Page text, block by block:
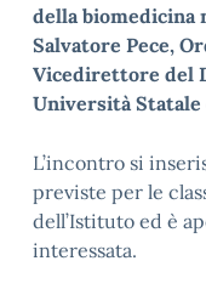
della biomedicina
Salvatore Pece,
Vicedirettore del
Università Statale
L’incontro si
previste per le
dell’Istituto ed è
interessata.